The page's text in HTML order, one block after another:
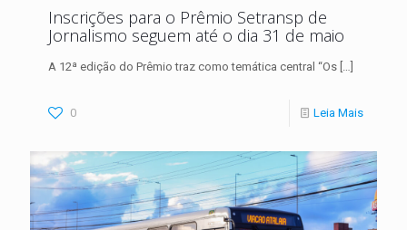
Inscrições para o Prêmio Setransp de
Jornalismo seguem até o dia 31 de maio
A 12ª edição do Prêmio traz como temática central “Os
0 Leia Mais